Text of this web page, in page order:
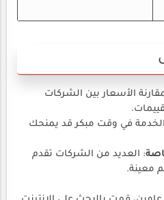
الأسعار بين الشركات
في وقت مبكر قد يمنحك
: العديد من الشركات تقدم
معينة.